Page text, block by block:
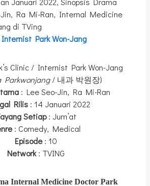
Park Won-Jang
Clinic / Internist Park Won-Jang
Parkwonjang/ 내과 박원장)
: Lee Seo-Jin, Ra Mi-Ran
Rilis : 14 Januari 2022
Setiap: Jum’at
: Comedy, Medical
Episode : 10
Network: TVING
Internal Medicine Doctor Park